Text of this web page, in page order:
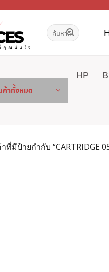
ค้นหา:
าทั้งหมด
HP
ที่มีป้ายกำกับ “CARTRIDGE